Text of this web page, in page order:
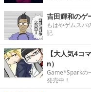
吉田輝和のゲ
もはやゲムスパ
記
【大人気4
n）
Game*Sparkの
発売中！